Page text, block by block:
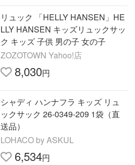
リュック 「HELLY HANSEN」HE
LLY HANSEN キッズリュックサッ
ク キッズ 子供 男の子 女の子
ZOZOTOWN Yahoo!店
8,030円
シャディ ハンナフラ キッズ リュ
ックサック 26-0349-209 1袋（直
送品）
LOHACO by ASKUL
6,534円